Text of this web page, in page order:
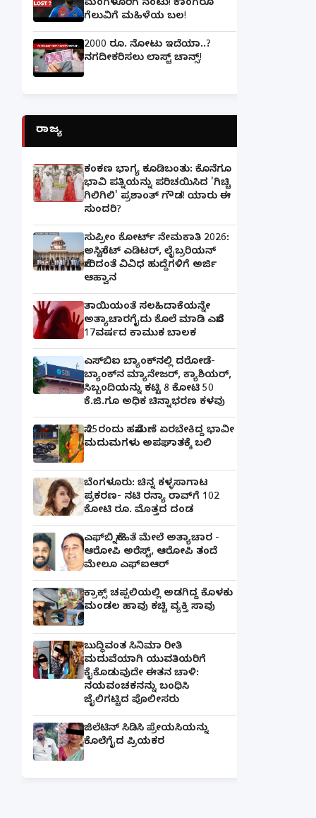
ಮಂಗಳೂರಿಗೆ ನಂಟು! ಕಾಂಗರೂ
ಗೆಲುವಿಗೆ ಮಹಿಳೆಯ ಬಲ!
2000 ರೂ. ನೋಟು ಇದೆಯಾ..?
ನಗದೀಕರಿಸಲು ಲಾಸ್ಟ್‌ ಚಾನ್ಸ್‌!
ರಾಜ್ಯ
ಕಂಕಣ ಭಾಗ್ಯ ಕೂಡಿಬಂತು: ಕೊನೆಗೂ
ಭಾವಿ ಪತ್ನಿಯನ್ನು ಪರಿಚಯಿಸಿದ 'ಗಿಚ್ಚಿ
ಗಿಲಿಗಿಲಿ' ಪ್ರಶಾಂತ್ ಗೌಡ! ಯಾರು ಈ
ಸುಂದರಿ?
ಸುಪ್ರೀಂ ಕೋರ್ಟ್ ನೇಮಕಾತಿ 2026:
ಅಸಿಸ್ಟೆಂಟ್ ಎಡಿಟರ್, ಲೈಬ್ರರಿಯನ್
ಸೇರಿದಂತೆ ವಿವಿಧ ಹುದ್ದೆಗಳಿಗೆ ಅರ್ಜಿ
ಆಹ್ವಾನ
ತಾಯಿಯಂತೆ ಸಲಹಿದಾಕೆಯನ್ನೇ
ಅತ್ಯಾಚಾರಗೈದು ಕೊಲೆ ಮಾಡಿ ಎಸೆದ
17ವರ್ಷದ ಕಾಮುಕ ಬಾಲಕ
ಎಸ್‌ಬಿಐ ಬ್ಯಾಂಕ್‌ನಲ್ಲಿ‌ ದರೋಡೆ-
ಬ್ಯಾಂಕ್​ನ ಮ್ಯಾನೇಜರ್‌, ಕ್ಯಾಶಿಯರ್‌,
ಸಿಬ್ಬಂದಿಯನ್ನು ಕಟ್ಟಿ 8 ಕೋಟಿ 50
ಕೆ.ಜಿ.ಗೂ ಅಧಿಕ ಚಿನ್ನಾಭರಣ ಕಳವು
ಸೆ.25ರಂದು ಹಸೆಮಣೆ ಏರಬೇಕಿದ್ದ ಭಾವೀ
ಮದುಮಗಳು ಅಪಘಾತಕ್ಕೆ ಬಲಿ
ಬೆಂಗಳೂರು: ಚಿನ್ನ ಕಳ್ಳಸಾಗಾಟ
ಪ್ರಕರಣ- ನಟಿ ರನ್ಯಾ ರಾವ್‌ಗೆ 102
ಕೋಟಿ ರೂ. ಮೊತ್ತದ ದಂಡ
ಎಫ್‌ಬಿ ಸ್ನೇಹಿತೆ ಮೇಲೆ ಅತ್ಯಾಚಾರ -
ಆರೋಪಿ ಅರೆಸ್ಟ್, ಆರೋಪಿ ತಂದೆ
ಮೇಲೂ ಎಫ್ಐಆರ್
ಕ್ರಾಕ್ಸ್ ಚಪ್ಪಲಿಯಲ್ಲಿ ಅಡಗಿದ್ದ ಕೊಳಕು
ಮಂಡಲ ಹಾವು ಕಚ್ಚಿ ವ್ಯಕ್ತಿ ಸಾವು
ಬುದ್ಧಿವಂತ ಸಿನಿಮಾ ರೀತಿ
ಮದುವೆಯಾಗಿ ಯುವತಿಯರಿಗೆ
ಕೈಕೊಡುವುದೇ ಈತನ ಚಾಳಿ:
ನಯವಂಚಕನನ್ನು ಬಂಧಿಸಿ
ಜೈಲಿಗಟ್ಟಿದ ಪೊಲೀಸರು
ಜಿಲೆಟಿನ್ ಸಿಡಿಸಿ ಪ್ರೇಯಸಿಯನ್ನು
ಕೊಲೆಗೈದ ಪ್ರಿಯಕರ